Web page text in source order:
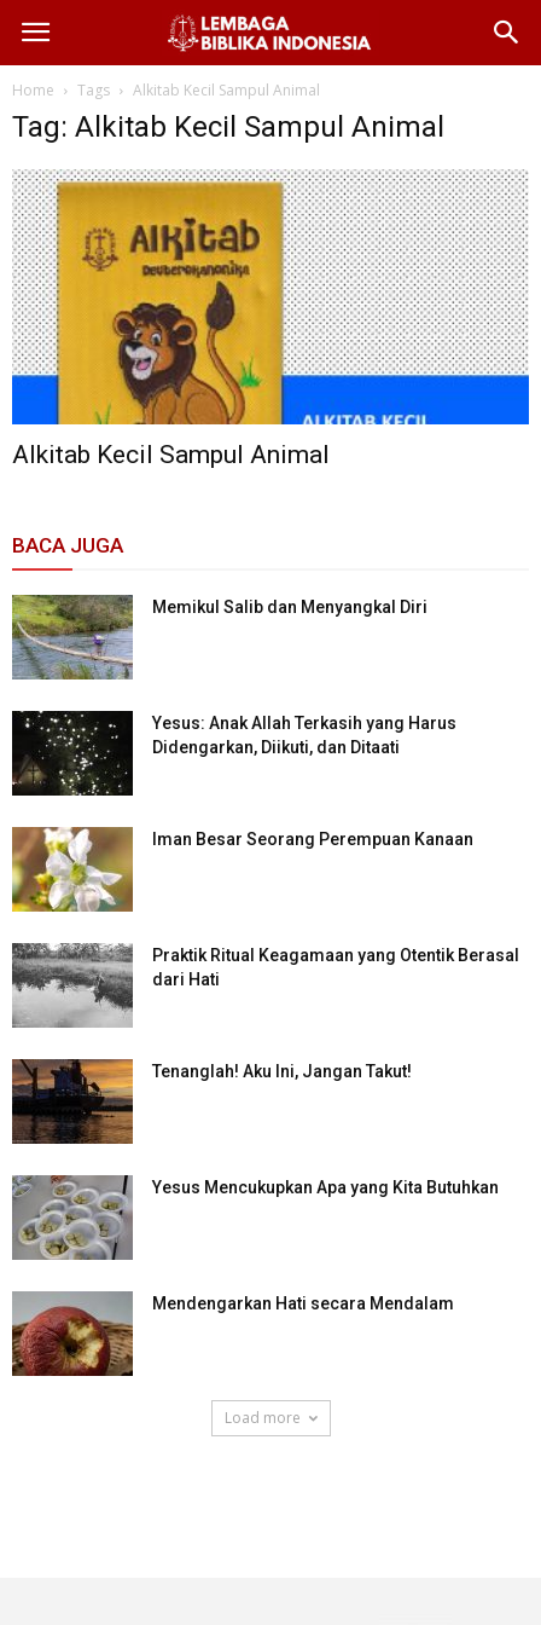
Home Tags Alkitab Kecil Sampul Animal
Tag: Alkitab Kecil Sampul Animal
Alkitab Kecil Sampul Animal
BACA JUGA
Memikul Salib dan Menyangkal Diri
Yesus: Anak Allah Terkasih yang Harus
Didengarkan, Diikuti, dan Ditaati
Iman Besar Seorang Perempuan Kanaan
Praktik Ritual Keagamaan yang Otentik Berasal
dari Hati
Tenanglah! Aku Ini, Jangan Takut!
Yesus Mencukupkan Apa yang Kita Butuhkan
Mendengarkan Hati secara Mendalam
Load more